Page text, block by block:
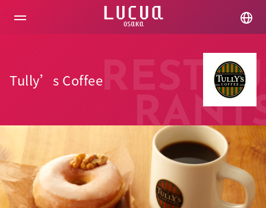
Tully’s Coffee